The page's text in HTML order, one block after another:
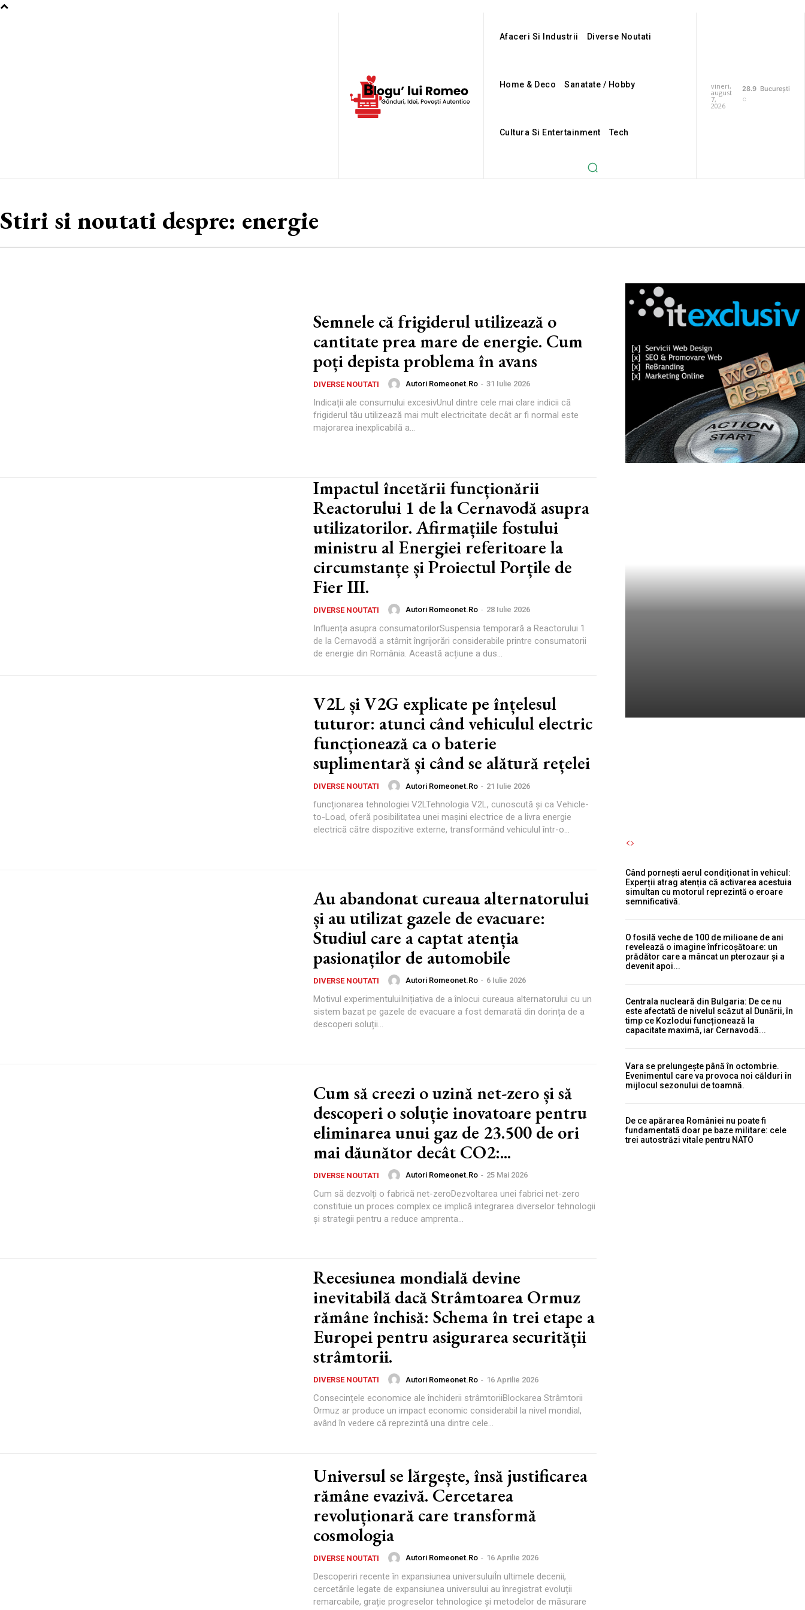
Afaceri Si Industrii Diverse Noutati
Home & Deco Sanatate / Hobby
Cultura Si Entertainment Tech
vineri,
august
7,
2026
28.9
C
București
Stiri si noutati despre: energie
Semnele că frigiderul utilizează o
cantitate prea mare de energie. Cum
poți depista problema în avans
DIVERSE NOUTATI Autori Romeonet.ro - 31 Iulie 2026
Indicații ale consumului excesivUnul dintre cele mai clare indicii că
frigiderul tău utilizează mai mult electricitate decât ar fi normal este
majorarea inexplicabilă a...
Impactul încetării funcționării
Reactorului 1 de la Cernavodă asupra
utilizatorilor. Afirmațiile fostului
ministru al Energiei referitoare la
circumstanțe și Proiectul Porțile de
Fier III.
DIVERSE NOUTATI Autori Romeonet.ro - 28 Iulie 2026
Influența asupra consumatorilorSuspensia temporară a Reactorului 1
de la Cernavodă a stârnit îngrijorări considerabile printre consumatorii
de energie din România. Această acțiune a dus...
V2L și V2G explicate pe înțelesul
tuturor: atunci când vehiculul electric
funcționează ca o baterie
suplimentară și când se alătură rețelei
DIVERSE NOUTATI Autori Romeonet.ro - 21 Iulie 2026
funcționarea tehnologiei V2LTehnologia V2L, cunoscută și ca Vehicle-
to-Load, oferă posibilitatea unei mașini electrice de a livra energie
electrică către dispozitive externe, transformând vehiculul într-o...
Au abandonat cureaua alternatorului
și au utilizat gazele de evacuare:
Studiul care a captat atenția
pasionaților de automobile
DIVERSE NOUTATI Autori Romeonet.ro - 6 Iulie 2026
Motivul experimentuluiInițiativa de a înlocui cureaua alternatorului cu un
sistem bazat pe gazele de evacuare a fost demarată din dorința de a
descoperi soluții...
Cum să creezi o uzină net-zero și să
descoperi o soluție inovatoare pentru
eliminarea unui gaz de 23.500 de ori
mai dăunător decât CO2:...
DIVERSE NOUTATI Autori Romeonet.ro - 25 Mai 2026
Cum să dezvolți o fabrică net-zeroDezvoltarea unei fabrici net-zero
constituie un proces complex ce implică integrarea diverselor tehnologii
și strategii pentru a reduce amprenta...
Recesiunea mondială devine
inevitabilă dacă Strâmtoarea Ormuz
rămâne închisă: Schema în trei etape a
Europei pentru asigurarea securității
strâmtorii.
DIVERSE NOUTATI Autori Romeonet.ro - 16 Aprilie 2026
Consecințele economice ale închiderii strâmtoriiBlockarea Strâmtorii
Ormuz ar produce un impact economic considerabil la nivel mondial,
având în vedere că reprezintă una dintre cele...
Universul se lărgește, însă justificarea
rămâne evazivă. Cercetarea
revoluționară care transformă
cosmologia
DIVERSE NOUTATI Autori Romeonet.ro - 16 Aprilie 2026
Descoperiri recente în expansiunea universuluiÎn ultimele decenii,
cercetările legate de expansiunea universului au înregistrat evoluții
remarcabile, grație progreselor tehnologice și metodelor de măsurare
Când pornești aerul condiționat în vehicul:
Experții atrag atenția că activarea acestuia
simultan cu motorul reprezintă o eroare
semnificativă.
O fosilă veche de 100 de milioane de ani
revelează o imagine înfricoșătoare: un
prădător care a mâncat un pterozaur și a
devenit apoi...
Centrala nucleară din Bulgaria: De ce nu
este afectată de nivelul scăzut al Dunării, în
timp ce Kozlodui funcționează la
capacitate maximă, iar Cernavodă...
Vara se prelungește până în octombrie.
Evenimentul care va provoca noi călduri în
mijlocul sezonului de toamnă.
De ce apărarea României nu poate fi
fundamentată doar pe baze militare: cele
trei autostrăzi vitale pentru NATO